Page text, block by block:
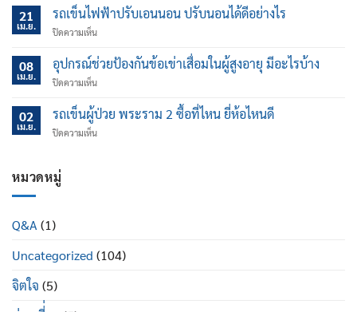
พรุน
ใน
ผู้
อายุ
มาก
ไหน
21
เม.ย.
รถเข็นไฟฟ้าปรับเอนนอน ปรับนอนได้ดีอย่างไร
ปิดความเห็นบน
เข็น
ไฟฟ้า
ปรับ
นอน
นอน
08
เม.ย.
อุปกรณ์ช่วยป้องกันข้อเข่าเสื่อมในผู้สูงอายุ มีอะไรบ้าง
ปิดความเห็นบน
ช่วย
ป้องกัน
ข้อ
บ้าง
02
เม.ย.
รถเข็นผู้ป่วย พระราม 2 ซื้อที่ไหน ยี่ห้อไหนดี
ปิดความเห็นบน
ยี่ห้อ
หมวดหมู่
Q&A (1)
Uncategorized (104)
จิตใจ (5)